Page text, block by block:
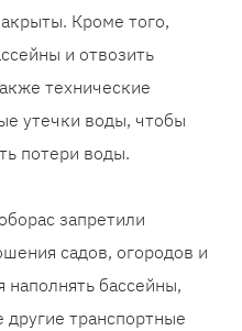
Кроме того,
и отвозить
технические
утечки воды, чтобы
потери воды.
запретили
садов, огородов и
бассейны,
транспортные